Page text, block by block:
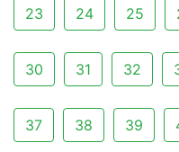
23 24 25
30 31 32
37 38 39